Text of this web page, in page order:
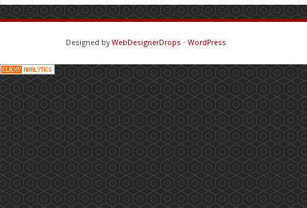
Designed byWebDesignerDrops ⋅ WordPress